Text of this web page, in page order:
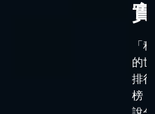
實
「
的
排行
榜